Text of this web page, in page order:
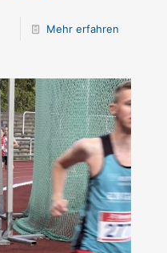
Mehr erfahren